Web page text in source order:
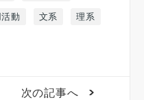
動 文系 理系
次の記事へ